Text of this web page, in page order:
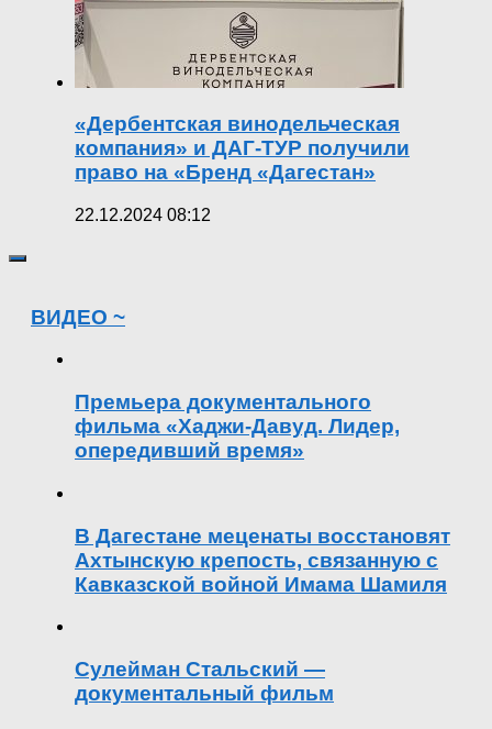
«Дербентская винодельческая
компания» и ДАГ-ТУР получили
право на «Бренд «Дагестан»
22.12.2024 08:12
ВИДЕО ~
Премьера документального
фильма «Хаджи-Давуд. Лидер,
опередивший время»
В Дагестане меценаты восстановят
Ахтынскую крепость, связанную с
Кавказской войной Имама Шамиля
Сулейман Стальский —
документальный фильм